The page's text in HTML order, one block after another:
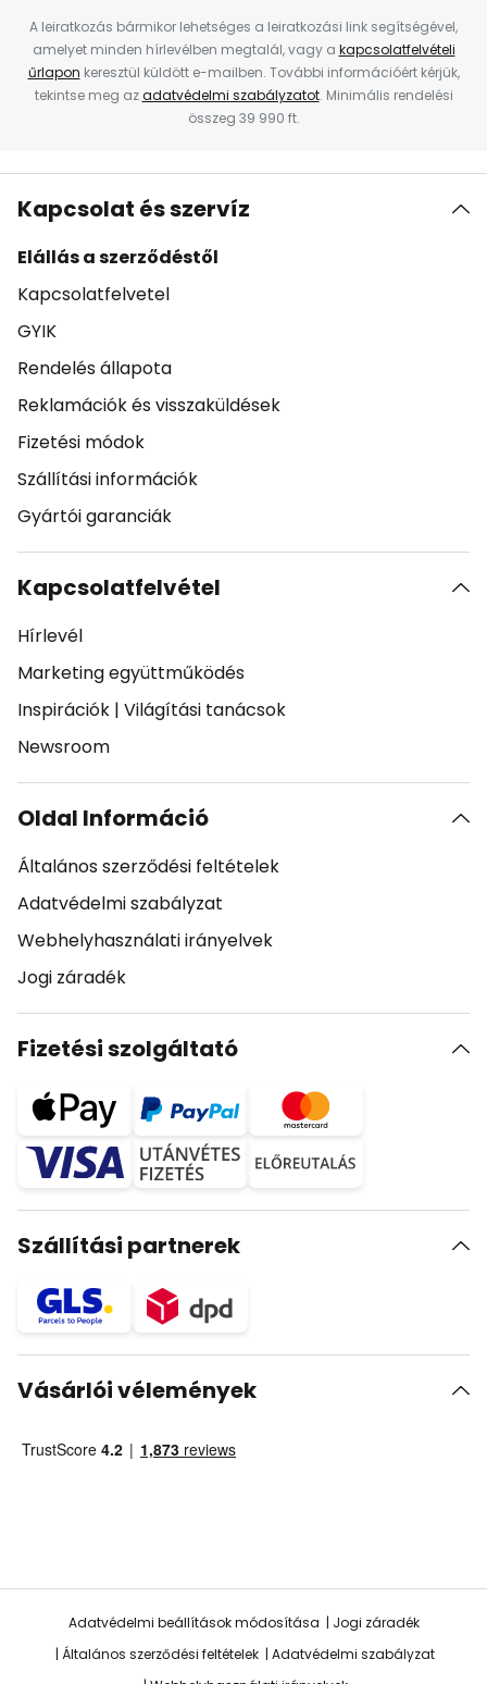
A leiratkozás bármikor lehetséges a leiratkozási link segítségével,
amelyet minden hírlevélben megtalál, vagy a kapcsolatfelvételi
űrlapon keresztül küldött e-mailben. További információért kérjük,
tekintse meg azadatvédelmi szabályzatot. Minimális rendelési
összeg 39 990 ft.
Kapcsolat és szervíz
Elállás a szerződéstől
Kapcsolatfelvetel
GYIK
Rendelés állapota
Reklamációk és visszaküldések
Fizetési módok
Szállítási információk
Gyártói garanciák
Kapcsolatfelvétel
Hírlevél
Marketing együttműködés
Inspirációk | Világítási tanácsok
Newsroom
Oldal Információ
Általános szerződési feltételek
Adatvédelmi szabályzat
Webhelyhasználati irányelvek
Jogi záradék
Fizetési szolgáltató
Szállítási partnerek
Vásárlói vélemények
Adatvédelmi beállítások módosítása
Jogi záradék
Általános szerződési feltételek
Adatvédelmi szabályzat